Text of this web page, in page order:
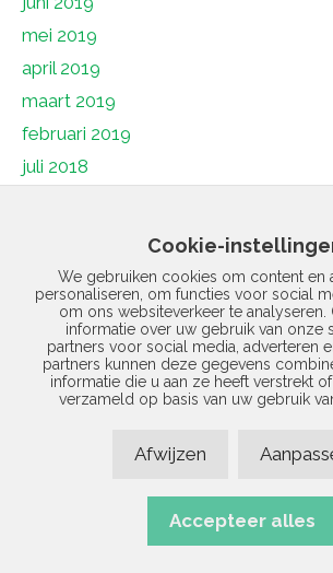
mei 2019
april 2019
maart 2019
februari 2019
juli 2018
april 2018
maart 2018
februari 2018
januari 2018
december 2017
© 2026 Vermad | Realisatie door
Cookie-
We gebruiken cookies om content en
personaliseren, om functies voor social
om ons websiteverkeer te
informatie over uw gebruik van onze
partners voor social media, adverteren
partners kunnen deze gegevens
informatie die u aan ze heeft verstrekt
verzameld op basis van uw gebruik
Afwijzen
Accepteer alles